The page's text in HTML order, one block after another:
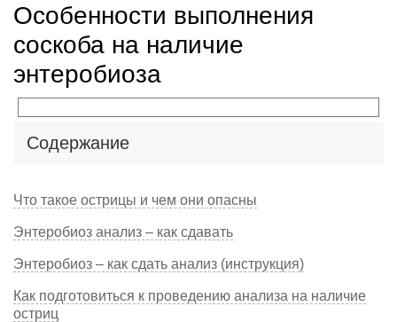
Особенности выполнения
соскоба на наличие
энтеробиоза
Содержание
Что такое острицы и чем они опасны
Энтеробиоз анализ – как сдавать
Энтеробиоз – как сдать анализ (инструкция)
Как подготовиться к проведению анализа на наличие
остриц